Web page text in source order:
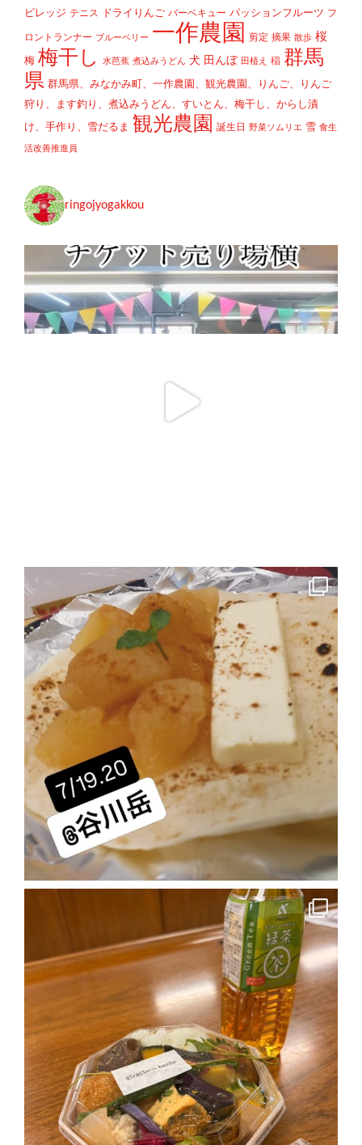
ビレッジ テニス ドライりんご バーベキュー パッションフルーツ フ
ロントランナー ブルーベリー 一作農園 剪定 摘果 散歩 桜
梅 梅干し 水芭蕉 煮込みうどん 犬 田んぼ 田植え 稲 群馬
県 群馬県、みなかみ町、一作農園、観光農園、りんご、りんご
狩り、ます釣り、煮込みうどん、すいとん、梅干し、からし漬
け、手作り、雪だるま 観光農園 誕生日 野菜ソムリエ 雪 食生
活改善推進員
ringojyogakkou